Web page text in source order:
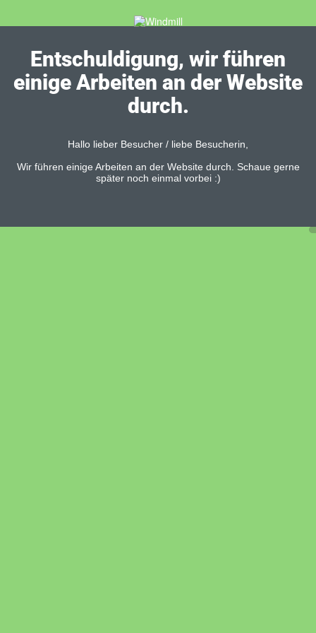
Entschuldigung, wir führen
einige Arbeiten an der Website
durch.
Hallo lieber Besucher / liebe Besucherin,
Wir führen einige Arbeiten an der Website durch. Schaue gerne
später noch einmal vorbei :)